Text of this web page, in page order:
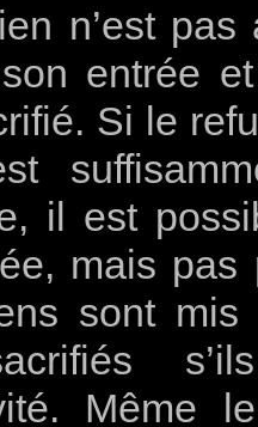
n’est
entrée
Si le
il est
mais
sont
Même